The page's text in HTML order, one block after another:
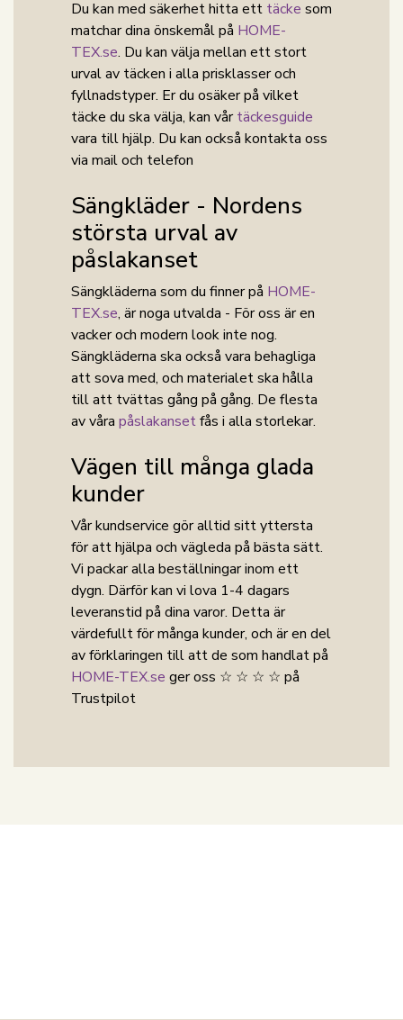
Du kan med säkerhet hitta ett täcke som
matchar dina önskemål på HOME-
TEX.se. Du kan välja mellan ett stort
urval av täcken i alla prisklasser och
fyllnadstyper. Er du osäker på vilket
täcke du ska välja, kan vårtäckesguide
vara till hjälp. Du kan också kontakta oss
via mail och telefon
Sängkläder - Nordens
största urval av
påslakanset
Sängkläderna som du finner på HOME-
TEX.se, är noga utvalda - För oss är en
vacker och modern look inte nog.
Sängkläderna ska också vara behagliga
att sova med, och materialet ska hålla
till att tvättas gång på gång. De flesta
av våra påslakansetfås i alla storlekar.
Vägen till många glada
kunder
Vår kundservice gör alltid sitt yttersta
för att hjälpa och vägleda på bästa sätt.
Vi packar alla beställningar inom ett
dygn. Därför kan vi lova 1-4 dagars
leveranstid på dina varor. Detta är
värdefullt för många kunder, och är en del
av förklaringen till att de som handlat på
HOME-TEX.se ger oss ☆ ☆ ☆ ☆ på
Trustpilot